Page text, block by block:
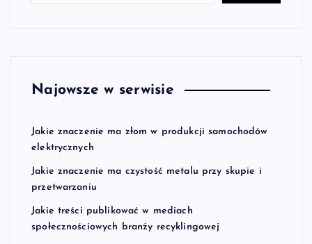
Najowsze w serwisie
Jakie znaczenie ma złom w produkcji samochodów
elektrycznych
Jakie znaczenie ma czystość metalu przy skupie i
przetwarzaniu
Jakie treści publikować w mediach
społecznościowych branży recyklingowej